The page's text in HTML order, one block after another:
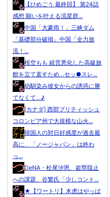
【ひめごう 最終回】 第24話
感想 願いを叶える流星群...
中国「大豪雨！」三峡ダム
「基礎部分破損」中国「全力放
流！...
桜空もも 経営悪化した高級旅
館を立て直すため…セッ●スレ...
幼馴染み彼女からの誘惑に勝
てなくて…♪
[カナダ] 西部ブリティッシュ
コロンビア州で大規模な山火...
韓国人の対日好感度が過去最
高に、「ノージャパン」は終わ
っ...
DeNA・松尾汐恩、盗塁阻止
への課題、谷繁氏「少しコント...
★【ワートリ】木虎はやっぱ